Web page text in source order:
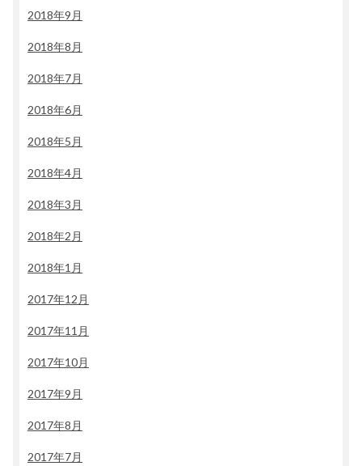
2018年9月
2018年8月
2018年7月
2018年6月
2018年5月
2018年4月
2018年3月
2018年2月
2018年1月
2017年12月
2017年11月
2017年10月
2017年9月
2017年8月
2017年7月